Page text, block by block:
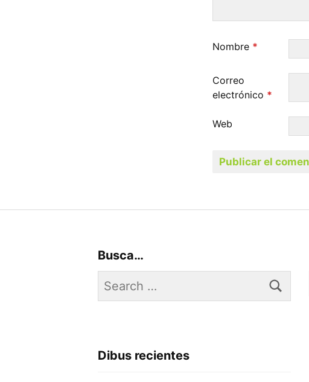
Nombre *
Correo
electrónico *
Web
Busca…
Search
for:
Dibus recientes